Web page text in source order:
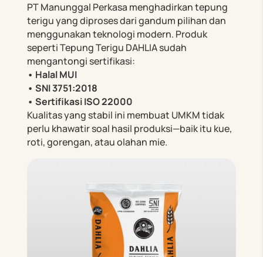
PT Manunggal Perkasa menghadirkan tepung
terigu yang diproses dari gandum pilihan dan
menggunakan teknologi modern. Produk
seperti Tepung Terigu DAHLIA sudah
mengantongi sertifikasi:
• Halal MUI
• SNI 3751:2018
• Sertifikasi ISO 22000
Kualitas yang stabil ini membuat UMKM tidak
perlu khawatir soal hasil produksi—baik itu kue,
roti, gorengan, atau olahan mie.